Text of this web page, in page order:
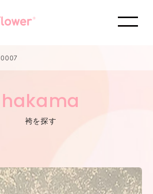
0007
hakama
袴を探す